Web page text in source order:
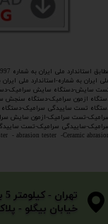
سایش-دستگاه سایش سرامیک-
ازمون سرامیک-دستگاه
تست ساییدگی سرامیک-
تست سرامیک-ازمون سایش
- abrasion tester -Ceramic
خیابان بیگلو - پلاک